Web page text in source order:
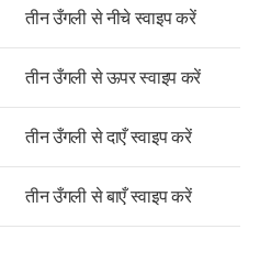
तीन उँगली से नीचे स्वाइप करें
तीन उँगली से ऊपर स्वाइप करें
तीन उँगली से दाएँ स्वाइप करें
तीन उँगली से बाएँ स्वाइप करें